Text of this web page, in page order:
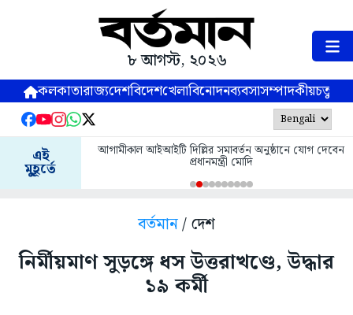
৮ আগস্ট, ২০২৬
কলকাতারাজ্যদেশবিদেশখেলাবিনোদনব্যবসাসম্পাদকীয়
এই
মুহূর্তে
আগামীকাল আইআইটি দিল্লির সমাবর্তন অনুষ্ঠানে যোগ দেবেন
প্রধানমন্ত্রী মোদি
বর্তমান/ দেশ
নির্মীয়মাণ সুড়ঙ্গে ধস উত্তরাখণ্ডে, উদ্ধার
১৯ কর্মী